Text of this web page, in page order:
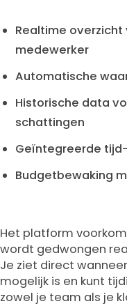
Realtime
medewerker
Automatische
Historische data
schattingen
Geïntegreerde
Budgetbewaking
Het platform
wordt gedwongen
Je ziet direct
mogelijk is en kunt
zowel je team als je